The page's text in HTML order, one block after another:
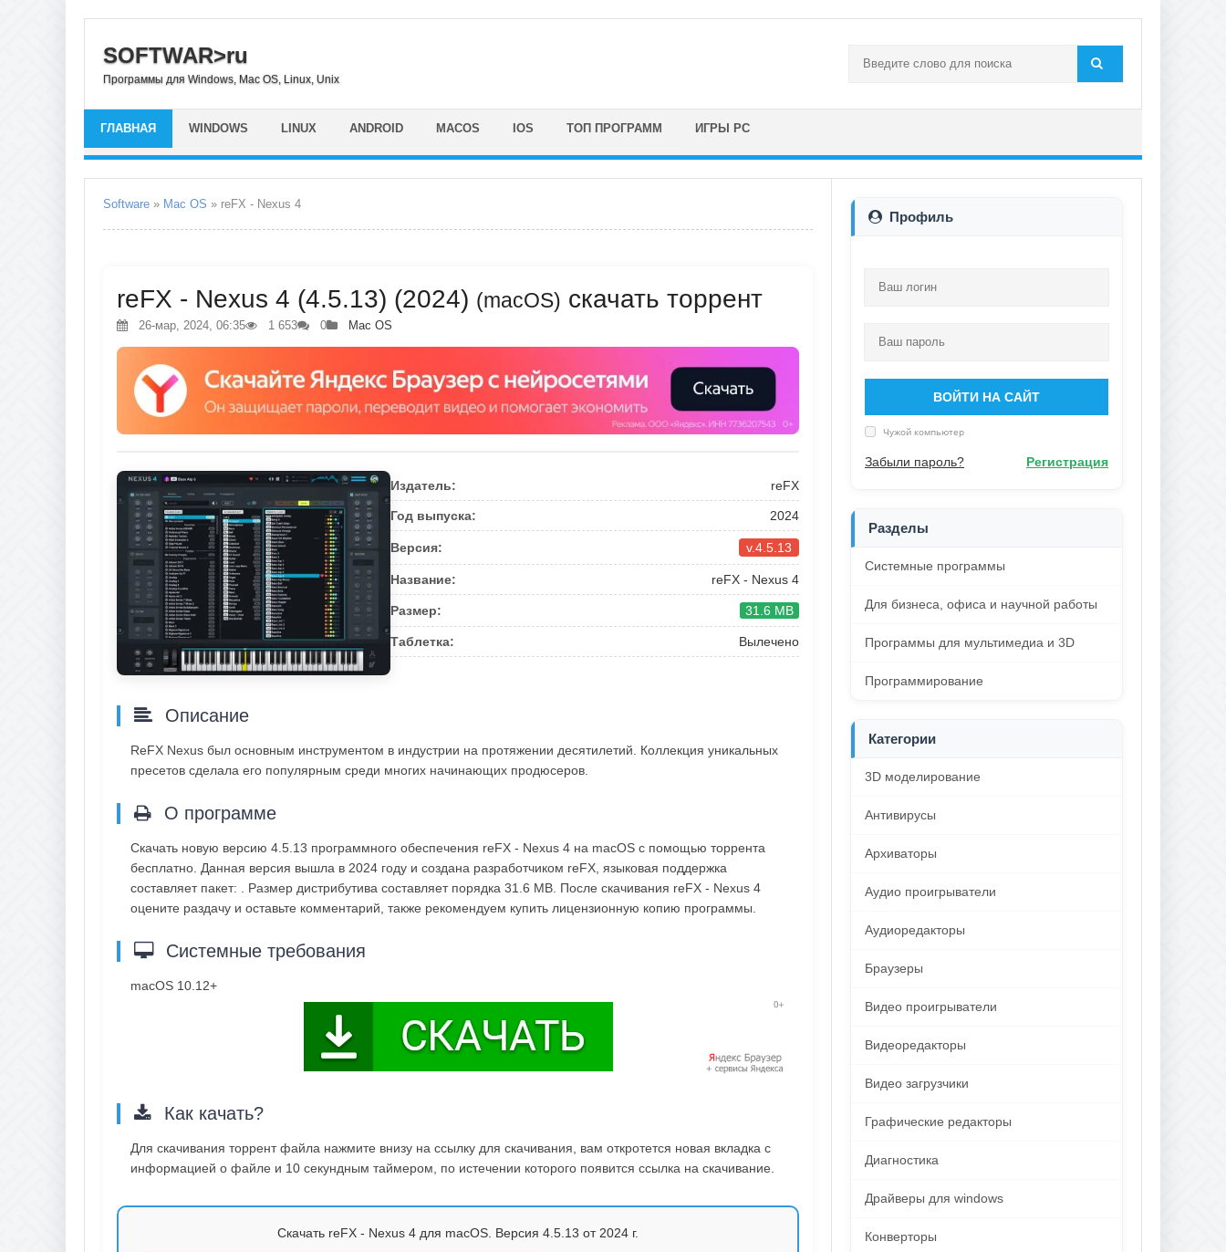
SOFTWAR>ru
Программы для Windows, Mac OS, Linux, Unix
ГЛАВНАЯ WINDOWS LINUX ANDROID MACOS IOS ТОП ПРОГРАММ ИГРЫ PC
Software » Mac OS » reFX - Nexus 4
reFX - Nexus 4 (4.5.13) (2024) (macOS) скачать торрент
26-мар, 2024, 06:35 1 653 0 Mac OS
Издатель: reFX
Год выпуска: 2024
Версия: v.4.5.13
Название: reFX - Nexus 4
Размер: 31.6 MB
Таблетка: Вылечено
Описание
ReFX Nexus был основным инструментом в индустрии на протяжении десятилетий. Коллекция уникальных
пресетов сделала его популярным среди многих начинающих продюсеров.
О программе
Скачать новую версию 4.5.13 программного обеспечения reFX - Nexus 4 на macOS с помощью торрента
бесплатно. Данная версия вышла в 2024 году и создана разработчиком reFX, языковая поддержка
составляет пакет: . Размер дистрибутива составляет порядка 31.6 MB. После скачивания reFX - Nexus 4
оцените раздачу и оставьте комментарий, также рекомендуем купить лицензионную копию программы.
Системные требования
macOS 10.12+
Как качать?
Для скачивания торрент файла нажмите внизу на ссылку для скачивания, вам откротется новая вкладка с
информацией о файле и 10 секундным таймером, по истечении которого появится ссылка на скачивание.
Скачать reFX - Nexus 4 для macOS. Версия 4.5.13 от 2024 г.
Профиль
ВОЙТИ НА САЙТ
Чужой компьютер
Забыли пароль? Регистрация
Разделы
Системные программы
Для бизнеса, офиса и научной работы
Программы для мультимедиа и 3D
Программирование
Категории
3D моделирование
Антивирусы
Архиваторы
Аудио проигрыватели
Аудиоредакторы
Браузеры
Видео проигрыватели
Видеоредакторы
Видео загрузчики
Графические редакторы
Диагностика
Драйверы для windows
Конверторы